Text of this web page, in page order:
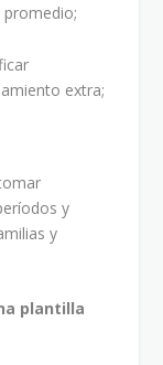
extra;
y
y
plantilla